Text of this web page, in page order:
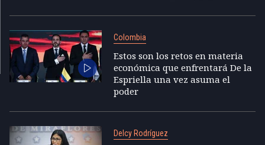
Colombia
Estos son los retos en materia
económica que enfrentará De la
Espriella una vez asuma el
poder
Delcy Rodríguez